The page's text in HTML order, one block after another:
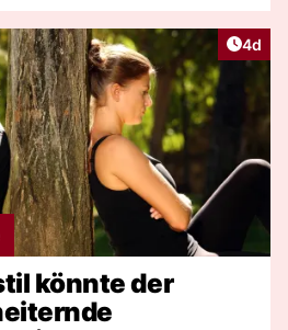
4d
könnte der